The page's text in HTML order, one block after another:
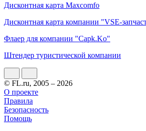
Дисконтная карта Maxcomfo
Дисконтная карта компании "VSE-
Флаер для компании "Capk.Ko"
Штендер туристической компании
© FL.ru, 2005 – 2026
О проекте
Правила
Безопасность
Помощь